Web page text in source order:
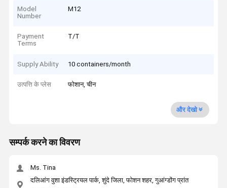
Model
Number
M12
Payment
Terms
T/T
Supply Ability 10 containers/month
उत्पत्ति के प्लेस फोशान, चीन
और देखो
सम्पर्क करने का विवरण
Ms. Tina
दलिआंग वुशा इंडस्ट्रियल पार्क, शुंदे जिला, फोशन शहर, गुआंग्डोंग प्रांत